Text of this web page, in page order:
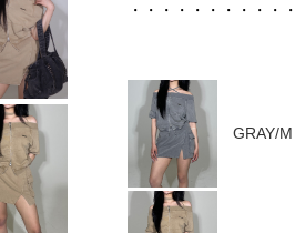
・・・・・・・・・
GRAY/